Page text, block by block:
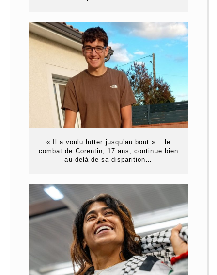
« Il a voulu lutter jusqu’au bout »… le
combat de Corentin, 17 ans, continue bien
au-delà de sa disparition…